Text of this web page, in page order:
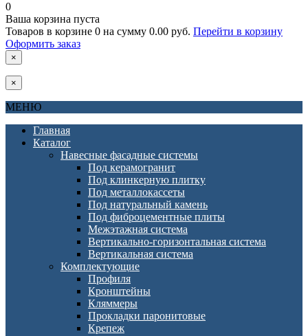
0
Ваша корзина пуста
Товаров в корзине 0 на сумму 0.00 руб. Перейти в корзину
Оформить заказ
×
×
МЕНЮ
Главная
Каталог
Навесные фасадные системы
Под керамогранит
Под клинкерную плитку
Под металлокассеты
Под натуральный камень
Под фиброцементные плиты
Межэтажная система
Вертикально-горизонтальная система
Вертикальная система
Комплектующие
Профиля
Кронштейны
Кляммеры
Прокладки паронитовые
Крепеж